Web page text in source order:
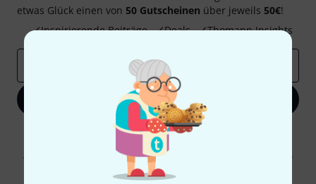
etwas Glück einen von 50 Gutscheinen über jeweils 50€!
Inspirierende Beiträge
Deals Thomann Insights
Jetzt anmelden
Mit Klick auf „Jetzt anmelden“ stimmen Sie dem Erhalt von E-Mail-
Werbung und einer Messung des E-Mail-Nutzungsverhaltens zu. Die
Abmeldung ist jederzeit möglich. Weitere Informationen finden Sie in
unseren Datenschutzhinweisen